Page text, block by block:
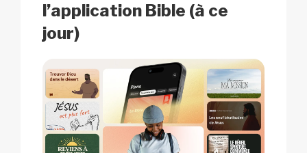
l’application Bible (à ce
jour)